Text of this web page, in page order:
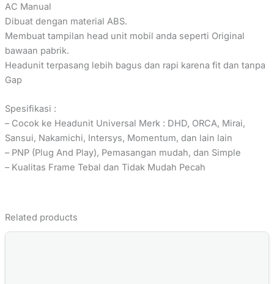
AC Manual
Dibuat dengan material ABS.
Membuat tampilan head unit mobil anda seperti Original
bawaan pabrik.
Headunit terpasang lebih bagus dan rapi karena fit dan tanpa
Gap
Spesifikasi :
– Cocok ke Headunit Universal Merk : DHD, ORCA, Mirai,
Sansui, Nakamichi, Intersys, Momentum, dan lain lain
– PNP (Plug And Play), Pemasangan mudah, dan Simple
– Kualitas Frame Tebal dan Tidak Mudah Pecah
Related products